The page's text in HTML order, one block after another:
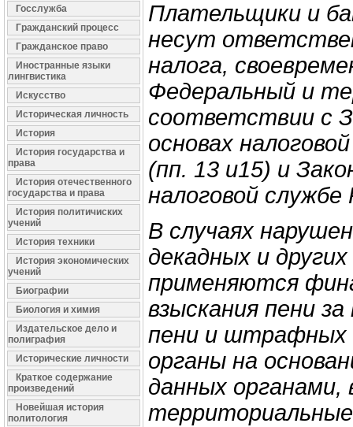
Госслужба
Гражданский процесс
Гражданское право
Иностранные языки
лингвистика
Искусство
Историческая личность
История
История государства и
права
История отечественного
государства и права
История политичиских
учений
История техники
История экономических
учений
Биографии
Биология и химия
Издательское дело и
полиграфия
Исторические личности
Краткое содержание
произведений
Новейшая история
политология
Плательщики и
несут
налога,
Федеральный и
соответствии с
основах
(пп. 13 и15) и
налоговой
В случаях
декадных и
применяются
взыскания пени
пени и штрафных
органы на
данных